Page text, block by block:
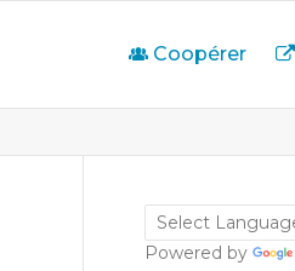
Coopérer
Powered by